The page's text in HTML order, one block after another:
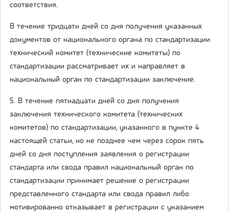
соответствия.
В течение тридцати дней со дня получения указанных
документов от национального органа по стандартизации
технический комитет (технические комитеты) по
стандартизации рассматривает их и направляет в
национальный орган по стандартизации заключение.
5. В течение пятнадцати дней со дня получения
заключения технического комитета (технических
комитетов) по стандартизации, указанного в пункте 4
настоящей статьи, но не позднее чем через сорок пять
дней со дня поступления заявления о регистрации
стандарта или свода правил национальный орган по
стандартизации принимает решение о регистрации
представленного стандарта или свода правил либо
мотивированно отказывает в регистрации с указанием